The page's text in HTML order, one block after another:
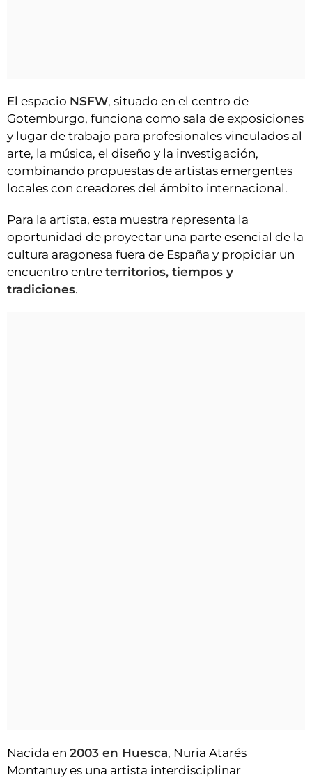
El espacio NSFW, situado en el centro de
Gotemburgo, funciona como sala de exposiciones
y lugar de trabajo para profesionales vinculados al
arte, la música, el diseño y la investigación,
combinando propuestas de artistas emergentes
locales con creadores del ámbito internacional.
Para la artista, esta muestra representa la
oportunidad de proyectar una parte esencial de la
cultura aragonesa fuera de España y propiciar un
encuentro entre territorios, tiempos y
tradiciones.
Nacida en 2003 en Huesca, Nuria Atarés
Montanuy es una artista interdisciplinar